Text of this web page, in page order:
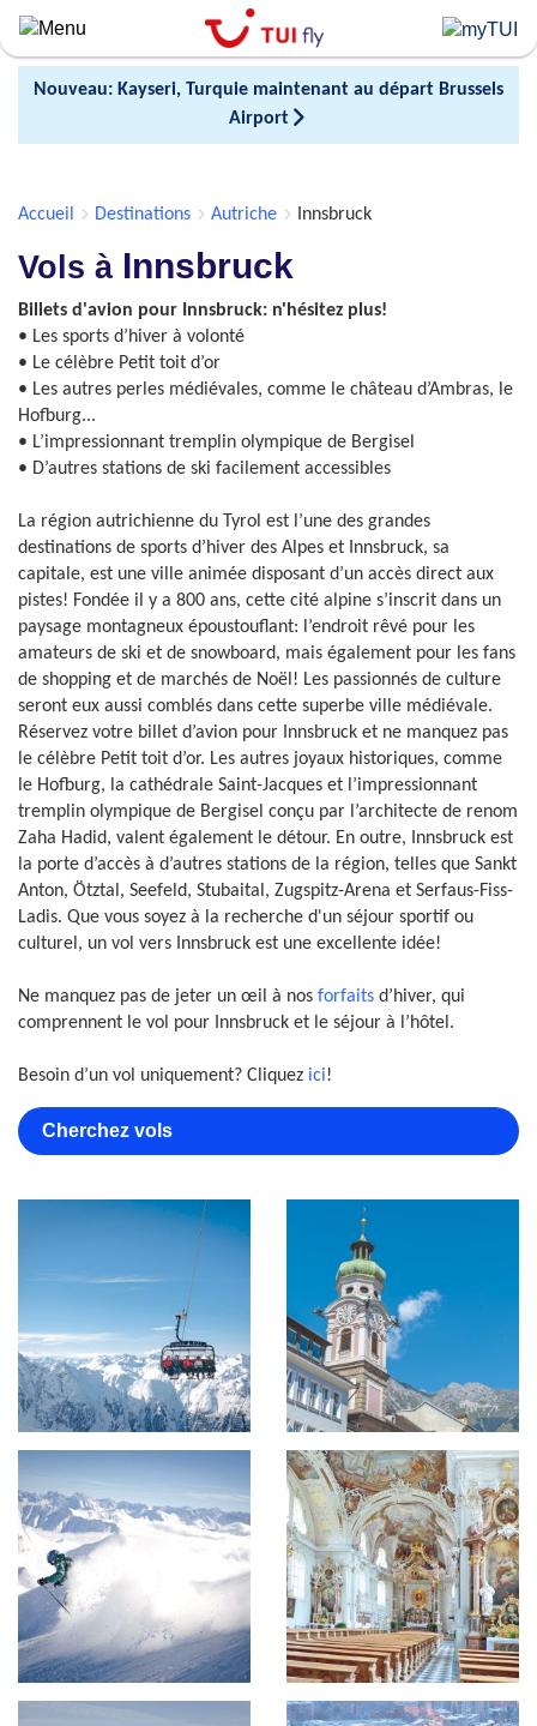
Skip
to
main
contentNouveau: Kayseri, Turquie maintenant au départ Brussels
Airport
Accueil Destinations Autriche Innsbruck
Vols à Innsbruck
Billets d'avion pour Innsbruck: n'hésitez plus!
• Les sports d’hiver à volonté
• Le célèbre Petit toit d’or
• Les autres perles médiévales, comme le château d’Ambras, le
Hofburg...
• L’impressionnant tremplin olympique de Bergisel
• D’autres stations de ski facilement accessibles
La région autrichienne du Tyrol est l’une des grandes
destinations de sports d’hiver des Alpes et Innsbruck, sa
capitale, est une ville animée disposant d’un accès direct aux
pistes! Fondée il y a 800 ans, cette cité alpine s’inscrit dans un
paysage montagneux époustouflant: l’endroit rêvé pour les
amateurs de ski et de snowboard, mais également pour les fans
de shopping et de marchés de Noël! Les passionnés de culture
seront eux aussi comblés dans cette superbe ville médiévale.
Réservez votre billet d’avion pour Innsbruck et ne manquez pas
le célèbre Petit toit d’or. Les autres joyaux historiques, comme
le Hofburg, la cathédrale Saint-Jacques et l’impressionnant
tremplin olympique de Bergisel conçu par l’architecte de renom
Zaha Hadid, valent également le détour. En outre, Innsbruck est
la porte d’accès à d’autres stations de la région, telles que Sankt
Anton, Ötztal, Seefeld, Stubaital, Zugspitz-Arena et Serfaus-Fiss-
Ladis. Que vous soyez à la recherche d'un séjour sportif ou
culturel, un vol vers Innsbruck est une excellente idée!
Ne manquez pas de jeter un œil à nos forfaits d’hiver, qui
comprennent le vol pour Innsbruck et le séjour à l’hôtel.
Besoin d’un vol uniquement? Cliquez ici!
Cherchez vols